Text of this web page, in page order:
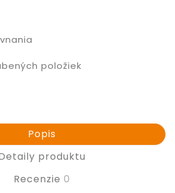
položiek
Popis
produktu
Recenzie 0